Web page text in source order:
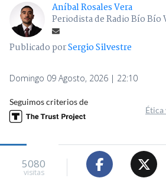
Aníbal Rosales Vera
Periodista de Radio Bío Bío
Publicado porSergio Silvestre
Domingo 09 Agosto, 2026 | 22:10
Seguimos criterios de
Ética
5080
visitas